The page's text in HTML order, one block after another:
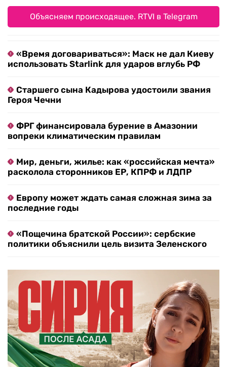
Объясняем происходящее. RTVI в Telegram
«Время договариваться»: Маск не дал Киеву
использовать Starlink для ударов вглубь РФ
Старшего сына Кадырова удостоили звания
Героя Чечни
ФРГ финансировала бурение в Амазонии
вопреки климатическим правилам
Мир, деньги, жилье: как «российская мечта»
расколола сторонников ЕР, КПРФ и ЛДПР
Европу может ждать самая сложная зима за
последние годы
«Пощечина братской России»: сербские
политики объяснили цель визита Зеленского